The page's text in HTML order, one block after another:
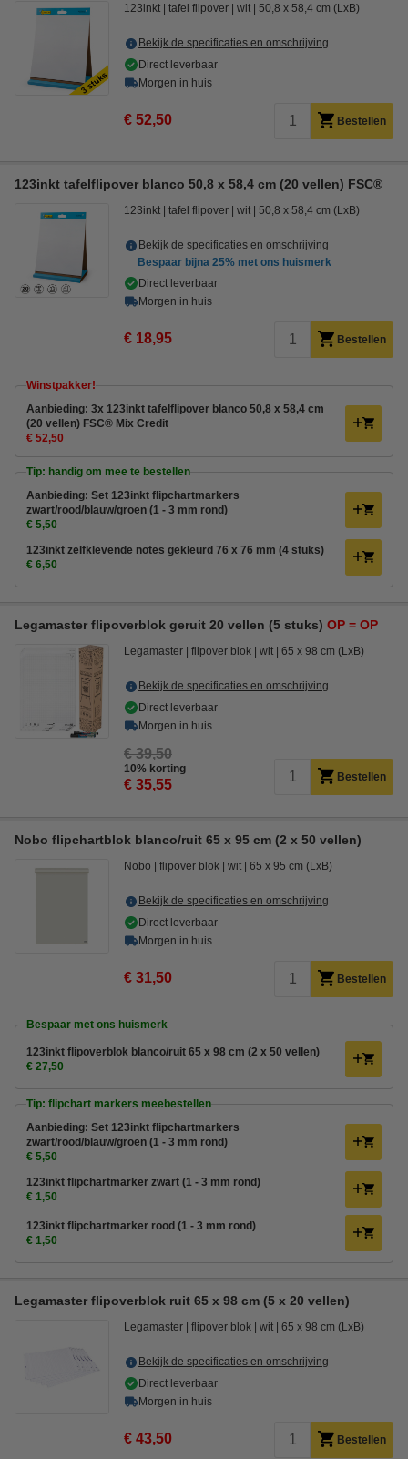
123inkt tafel flipover wit 50,8 x 58,4 cm (LxB)
Bekijk de specificaties en omschrijving
Direct leverbaar
Morgen in huis
€ 52,50 Bestellen
123inkt tafelflipover blanco 50,8 x 58,4 cm (20 vellen) FSC®
123inkt tafel flipover wit 50,8 x 58,4 cm (LxB)
Bekijk de specificaties en omschrijving
Bespaar bijna 25% met ons huismerk
Direct leverbaar
Morgen in huis
€ 18,95 Bestellen
Winstpakker!
Aanbieding: 3x 123inkt tafelflipover blanco 50,8 x 58,4 cm
(20 vellen) FSC® Mix Credit
€ 52,50
Tip: handig om mee te bestellen
Aanbieding: Set 123inkt flipchartmarkers
zwart/rood/blauw/groen (1 - 3 mm rond)
€ 5,50
123inkt zelfklevende notes gekleurd 76 x 76 mm (4 stuks)
€ 6,50
Legamaster flipoverblok geruit 20 vellen (5 stuks) OP = OP
Legamaster flipover blok wit 65 x 98 cm (LxB)
Bekijk de specificaties en omschrijving
Direct leverbaar
Morgen in huis
€ 39,50
10% korting
€ 35,55 Bestellen
Nobo flipchartblok blanco/ruit 65 x 95 cm (2 x 50 vellen)
Nobo flipover blok wit 65 x 95 cm (LxB)
Bekijk de specificaties en omschrijving
Direct leverbaar
Morgen in huis
€ 31,50 Bestellen
Bespaar met ons huismerk
123inkt flipoverblok blanco/ruit 65 x 98 cm (2 x 50 vellen)
€ 27,50
Tip: flipchart markers meebestellen
Aanbieding: Set 123inkt flipchartmarkers
zwart/rood/blauw/groen (1 - 3 mm rond)
€ 5,50
123inkt flipchartmarker zwart (1 - 3 mm rond)
€ 1,50
123inkt flipchartmarker rood (1 - 3 mm rond)
€ 1,50
Legamaster flipoverblok ruit 65 x 98 cm (5 x 20 vellen)
Legamaster flipover blok wit 65 x 98 cm (LxB)
Bekijk de specificaties en omschrijving
Direct leverbaar
Morgen in huis
€ 43,50 Bestellen